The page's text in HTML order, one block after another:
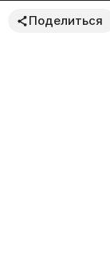
Поделиться